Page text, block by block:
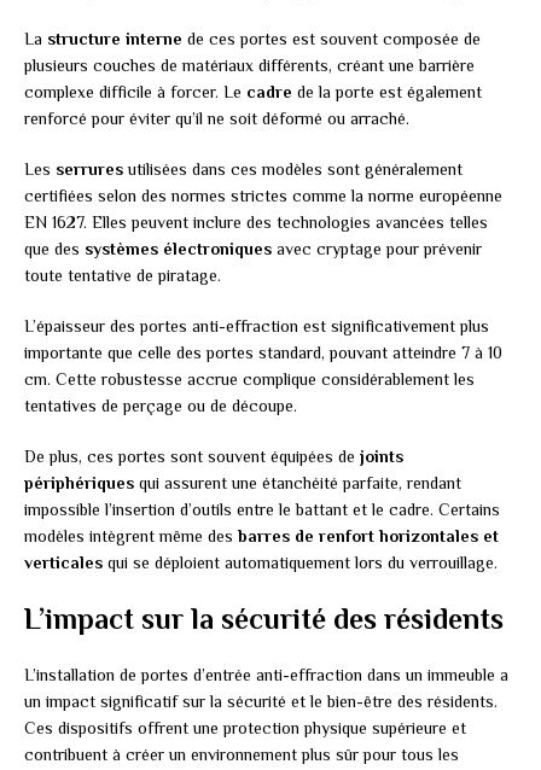
La structure interne de ces portes est souvent composée de
plusieurs couches de matériaux différents, créant une barrière
complexe difficile à forcer. Le cadre de la porte est également
renforcé pour éviter qu’il ne soit déformé ou arraché.
Les serruresutilisées dans ces modèles sont généralement
certifiées selon des normes strictes comme la norme européenne
EN 1627. Elles peuvent inclure des technologies avancées telles
que des systèmes électroniques avec cryptage pour prévenir
toute tentative de piratage.
L’épaisseur des portes anti-effraction est significativement plus
importante que celle des portes standard, pouvant atteindre 7 à 10
cm. Cette robustesse accrue complique considérablement les
tentatives de perçage ou de découpe.
De plus, ces portes sont souvent équipées de joints
périphériques qui assurent une étanchéité parfaite, rendant
impossible l’insertion d’outils entre le battant et le cadre. Certains
modèles intègrent même desbarres de renfort horizontales et
verticales qui se déploient automatiquement lors du verrouillage.
L’impact sur la sécurité des résidents
L’installation de portes d’entrée anti-effraction dans un immeuble a
un impact significatif sur la sécurité et le bien-être des résidents.
Ces dispositifs offrent une protection physique supérieure et
contribuent à créer un environnement plus sûr pour tous les